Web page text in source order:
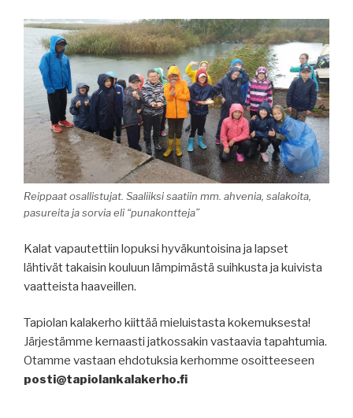
Reippaat osallistujat. Saaliiksi saatiin mm. ahvenia, salakoita,
pasureita ja sorvia eli “punakontteja”
Kalat vapautettiin lopuksi hyväkuntoisina ja lapset
lähtivät takaisin kouluun lämpimästä suihkusta ja kuivista
vaatteista haaveillen.
Tapiolan kalakerho kiittää mieluistasta kokemuksesta!
Järjestämme kernaasti jatkossakin vastaavia tapahtumia.
Otamme vastaan ehdotuksia kerhomme osoitteeseen
posti@tapiolankalakerho.fi